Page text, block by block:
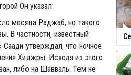
Он указал:
месяца Раджаб, но такого
В частности, известный
утверждал, что ночное
Хиджры. Исходя из этого
либо на Шавваль. Тем не